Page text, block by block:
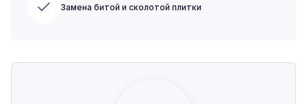
Замена битой и сколотой плитки